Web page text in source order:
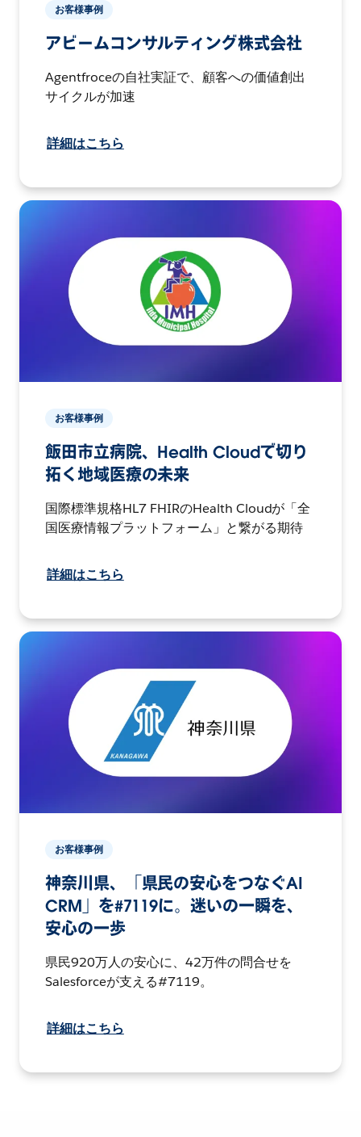
お客様事例
アビームコンサルティング株式会社
Agentfroceの自社実証で、顧客への価値創出
サイクルが加速
詳細はこちら
お客様事例
飯田市立病院、Health Cloudで切り
拓く地域医療の未来
国際標準規格HL7 FHIRのHealth Cloudが「全
国医療情報プラットフォーム」と繋がる期待
詳細はこちら
お客様事例
神奈川県、「県民の安心をつなぐAI
CRM」を#7119に。迷いの一瞬を、
安心の一歩
県民920万人の安心に、42万件の問合せを
Salesforceが支える#7119。
詳細はこちら